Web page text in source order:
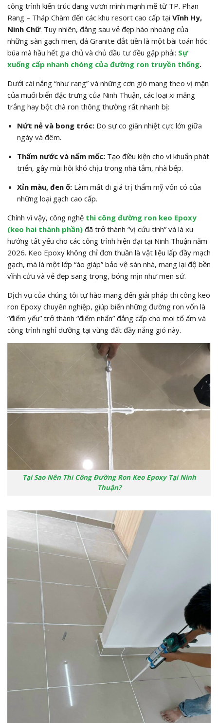
công trình kiến trúc đang vươn mình mạnh mẽ từ TP. Phan
Rang – Tháp Chàm đến các khu resort cao cấp tại Vĩnh Hy,
Ninh Chữ. Tuy nhiên, đằng sau vẻ đẹp hào nhoáng của
những sàn gạch men, đá Granite đắt tiền là một bài toán hóc
búa mà hầu hết gia chủ và chủ đầu tư đều gặp phải: Sự
xuống cấp nhanh chóng của đường ron truyền thống.
Dưới cái nắng “như rang” và những cơn gió mang theo vị mặn
của muối biển đặc trưng của Ninh Thuận, các loại xi măng
trắng hay bột chà ron thông thường rất nhanh bị:
Nứt nẻ và bong tróc:Do sự co giãn nhiệt cực lớn giữa
ngày và đêm.
Thấm nước và nấm mốc:Tạo điều kiện cho vi khuẩn phát
triển, gây mùi hôi khó chịu trong nhà tắm, nhà bếp.
Xỉn màu, đen ố:Làm mất đi giá trị thẩm mỹ vốn có của
những loại gạch cao cấp.
Chính vì vậy, công nghệ thi công đường ron keo Epoxy
(keo hai thành phần) đã trở thành “vị cứu tinh” và là xu
hướng tất yếu cho các công trình hiện đại tại Ninh Thuận năm
2026. Keo Epoxy không chỉ đơn thuần là vật liệu lấp đầy mạch
gạch, mà là một lớp “áo giáp” bảo vệ sàn nhà, mang lại độ bền
vĩnh cửu và vẻ đẹp sang trọng, bóng mịn như men sứ.
Dịch vụ của chúng tôi tự hào mang đến giải pháp thi công keo
ron Epoxy chuyên nghiệp, giúp biến những đường ron vốn là
“điểm yếu” trở thành “điểm nhấn” đẳng cấp cho mọi tổ ấm và
công trình nghỉ dưỡng tại vùng đất đầy nắng gió này.
Tại Sao Nên Thi Công Đường Ron Keo Epoxy Tại Ninh
Thuận?